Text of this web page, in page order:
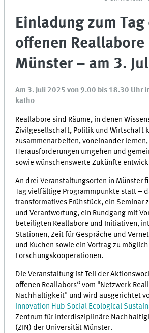
Einladung zum Tag
offenen Reallabore
Münster – am 3.
Am 3. Juli 2025 von 9.00 bis 18.30 Uhr
katho
Reallabore sind Räume, in denen
Zivilgesellschaft, Politik und Wirtschaft
zusammenarbeiten, voneinander
Herausforderungen umgehen und
sowie wünschenswerte Zukünfte
An drei Veranstaltungsorten in Münster
Tag vielfältige Programmpunkte statt –
transformatives Frühstück, ein Seminar
und Verantwortung, ein Rundgang mit
beteiligten Reallabore und Initiativen,
Stationen, Zeit für Gespräche und
und Kuchen sowie ein Vortrag zu
Forschungskooperationen.
Die Veranstaltung ist Teil der
offenen Reallabors“ vom "Netzwerk
Nachhaltigkeit" und wird ausgerichtet
Innovation Hub Social Ecological
Zentrum für interdisziplinäre
(ZIN) der Universität Münster.